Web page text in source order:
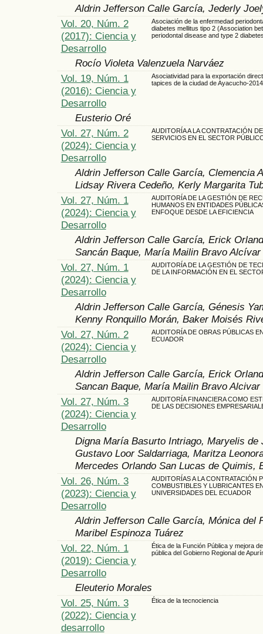
Aldrin Jefferson Calle García, Jederly
Vol. 20, Núm. 2
(2017): Ciencia y
Desarrollo
Asociación de la enfermedad
diabetes mellitus tipo 2 (Association
periodontal disease and type 2
Rocío Violeta Valenzuela Narváez
Vol. 19, Núm. 1
(2016): Ciencia y
Desarrollo
Asociatividad para la exportación
tapices de la ciudad de Ayacucho-2014
Eusterio Oré
Vol. 27, Núm. 2
(2024): Ciencia y
Desarrollo
AUDITORÍA A LA CONTRATACIÓN
SERVICIOS EN EL SECTOR
Aldrin Jefferson Calle García, Clemencia
Lidsay Rivera Cedeño, Kerly Margarita
Vol. 27, Núm. 1
(2024): Ciencia y
Desarrollo
AUDITORÍA DE LA GESTIÓN DE
HUMANOS EN ENTIDADES
ENFOQUE DESDE LA EFICIENCIA
Aldrin Jefferson Calle García, Erick
Sancán Baque, María Mailin Bravo Alcívar
Vol. 27, Núm. 1
(2024): Ciencia y
Desarrollo
AUDITORÍA DE LA GESTIÓN DE
DE LA INFORMACIÓN EN EL
Aldrin Jefferson Calle García, Génesis
Kenny Ronquillo Morán, Baker Moisés
Vol. 27, Núm. 2
(2024): Ciencia y
Desarrollo
AUDITORÍA DE OBRAS PÚBLICAS
ECUADOR
Aldrin Jefferson Calle García, Erick
Sancan Baque, María Mailin Bravo Alcivar
Vol. 27, Núm. 3
(2024): Ciencia y
Desarrollo
AUDITORÍA FINANCIERA COMO
DE LAS DECISIONES
Digna María Basurto Intriago, Maryelis de
Gustavo Loor Saldarriaga, Maritza
Mercedes Orlando San Lucas de Quimis,
Vol. 26, Núm. 3
(2023): Ciencia y
Desarrollo
AUDITORÍAS A LA CONTRATACIÓN
COMBUSTIBLES Y LUBRICANTES
UNIVERSIDADES DEL ECUADOR
Aldrin Jefferson Calle García, Mónica del
Maribel Espinoza Tuárez
Vol. 22, Núm. 1
(2019): Ciencia y
Desarrollo
Ética de la Función Pública y mejora
pública del Gobierno Regional de
Eleuterio Morales
Vol. 25, Núm. 3
(2022): Ciencia y
desarrollo
Ética de la tecnociencia